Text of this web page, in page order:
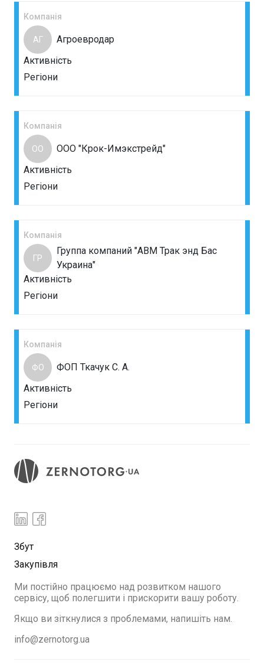
Компанія
АГ
Агроевродар
Активність
Регіони
Компанія
ОО
ООО "Крок-Имэкстрейд"
Активність
Регіони
Компанія
ГР
Группа компаний "АВМ Трак энд Бас
Украина"
Активність
Регіони
Компанія
ФО
ФОП Ткачук С. А.
Активність
Регіони
Збут
Закупівля
Ми постійно працюємо над розвитком нашого
сервісу, щоб полегшити і прискорити вашу роботу.
Якщо ви зіткнулися з проблемами, напишіть нам.
info@zernotorg.ua